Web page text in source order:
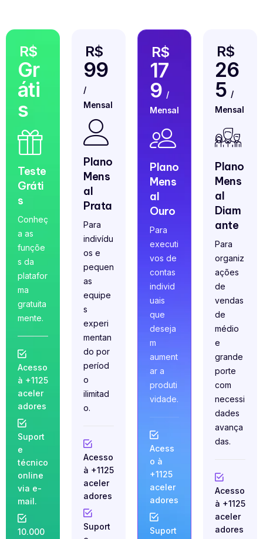
Teste
Gráti
s
Conheç
a as
funçõe
s da
platafor
ma
gratuita
mente.
R$
Gr
áti
s
Acesso
à +1125
aceler
adores
Suport
e
técnico
online
via e-
mail.
10.000
Plano
Mens
al
Prata
Para
indivídu
os e
pequen
as
equipe
s
experi
mentan
do por
períod
o
ilimitad
o.
R$
99
/
Mensal
Acesso
à +1125
aceler
adores
Suport
Plano
Mens
al
Ouro
Para
executi
vos de
contas
individ
uais
que
deseja
m
aument
ar a
produti
vidade.
R$
17
9 /
Mensal
Acess
o à
+1125
aceler
adores
Suport
Plano
Mens
al
Diam
ante
Para
organiz
ações
de
vendas
de
médio
e
grande
porte
com
necessi
dades
avança
das.
R$
26
5 /
Mensal
Acesso
à +1125
aceler
adores